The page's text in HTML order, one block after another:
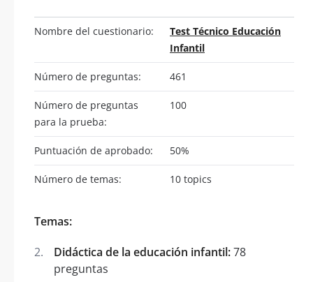
Nombre del cuestionario:
Test Técnico Educación
Infantil
Número de preguntas: 461
Número de preguntas
para la prueba:
100
Puntuación de aprobado: 50%
Número de temas: 10 topics
Temas:
Didáctica de la educación infantil:78
preguntas